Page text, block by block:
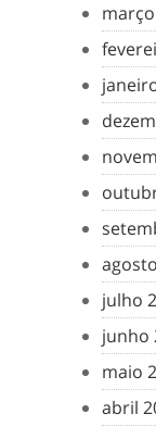
julho
junho
maio
abril